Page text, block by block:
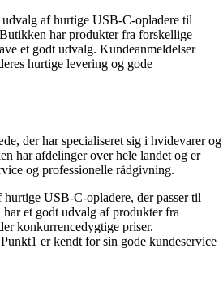
af hurtige USB-C-opladere til
har produkter fra forskellige
et godt udvalg. Kundeanmeldelser
hurtige levering og gode
der har specialiseret sig i hvidevarer og
har afdelinger over hele landet og er
og professionelle rådgivning.
USB-C-opladere, der passer til
et godt udvalg af produkter fra
konkurrencedygtige priser.
er kendt for sin gode kundeservice